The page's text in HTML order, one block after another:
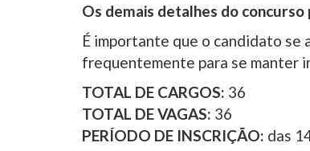
Os demais detalhes do
É importante que o candidato
frequentemente para se manter
TOTAL DE CARGOS: 36
TOTAL DE VAGAS: 36
PERÍODO DE INSCRIÇÃO: das